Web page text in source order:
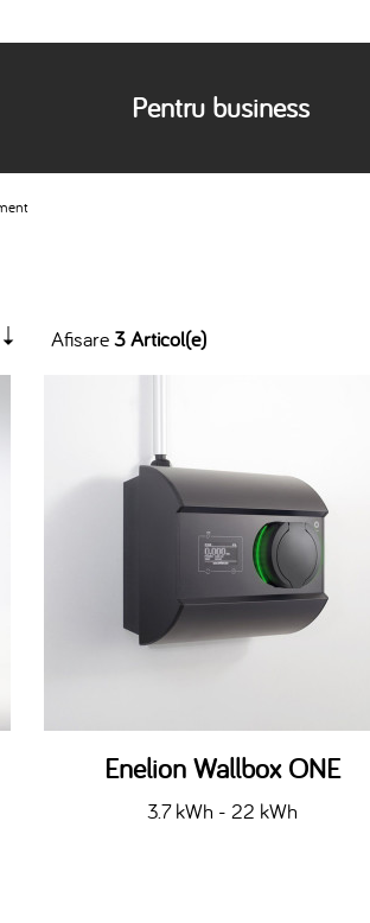
Pentru business
Afisare3 Articol(e)
Enelion Wallbox ONE
3.7 kWh - 22 kWh